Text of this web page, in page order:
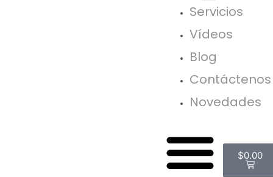
Servicios
Vídeos
Blog
Contáctenos
Novedades
$0.00